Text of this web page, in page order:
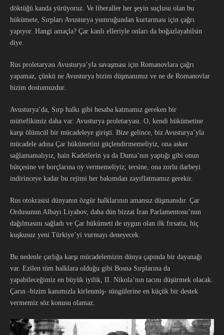
döktüğü kanda yürüyoruz. Ve liberaller her şeyin suçlusu olan bu
hükümete, Sırpları Avusturya yumruğundan kurtarması için çağrı
yapıyor. Hangi amaçla? Çar kanlı elleriyle onları da boğazlayabilsin
diye.
Rus proletaryası Avusturya’yla savaşması için Romanovlara çağrı
yapamaz, çünkü ne Avusturya bizim düşmanımız ve ne de Romanovlar
bizim dostumuzdur.
Avusturya’da, Sırp halkı gibi hesaba katmamız gereken bir
müttefikimiz daha var: Avusturya proletaryası. O, kendi hükümetine
karşı ölümcül bir mücadeleye girişti. Bize gelince, biz Avusturya’yla
mücadele adına Çar hükümetini güçlendirmemeliyiz, ona asker
sağlamamalıyız, hain Kadetlerin ya da Duma’nın yaptığı gibi onun
bütçesine ve borçlarına oy vermemeliyiz; tersine, ona zorlu darbeyi
indirinceye kadar bu rejimi her bakımdan zayıflatmamız gerekir.
Rus otokrasisi dünyanın özgür halklarının amansız düşmanıdır. Çar
Ordusunun Albayı Liyahov, daha dün bizzat İran Parlamentosu’nun
dağılmasını sağladı ve Çar hükümeti de uygun olan ilk fırsatta, hiç
kuşkusuz yeni Türkiye’yi vurmayı deneyecek.
Bu nedenle çarlığa karşı mücadelemizin dünya çapında bir dayanağı
var. Ezilen tüm halklara olduğu gibi Bosna Sırplarına da
yapabileceğimiz en büyük iyilik, II. Nikola’nın tacını düşürmek olacak.
Çarın -bizim kanımızla kirlenmiş- süngülerine en küçük bir destek
vermemiz söz konusu olamaz.